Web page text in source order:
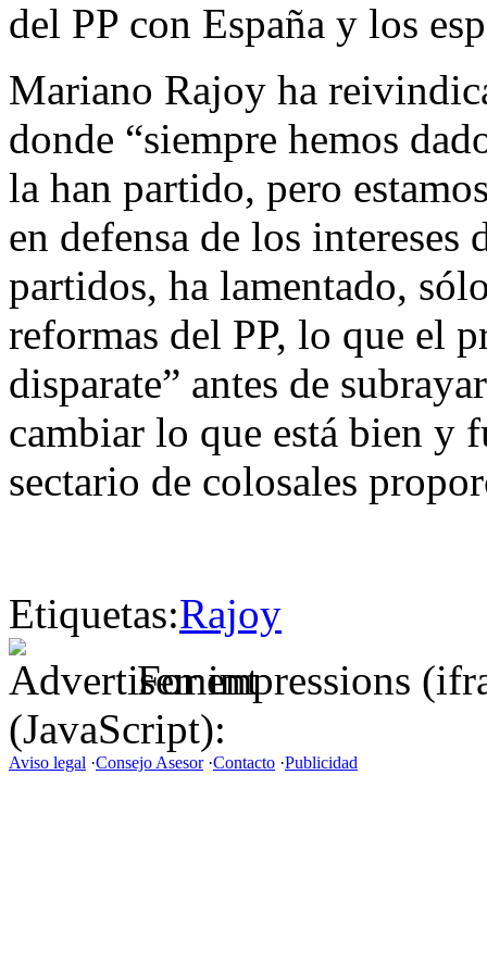
del PP con España y los
Mariano Rajoy ha
donde “siempre hemos
la han partido, pero
en defensa de los intereses
partidos, ha lamentado,
reformas del PP, lo que el
disparate” antes de
cambiar lo que está bien y
sectario de colosales
Etiquetas:Rajoy
For impressions
(JavaScript):
Aviso legal ·Consejo Asesor·Contacto ·Publicidad